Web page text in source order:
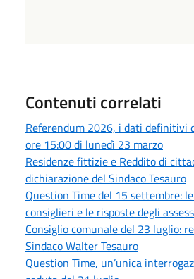
Contenuti correlati
Referendum 2026, i dati definitivi
ore 15:00 di lunedì 23 marzo
Residenze fittizie e Reddito di
dichiarazione del Sindaco Tesauro
Question Time del 15 settembre:
consiglieri e le risposte degli
Consiglio comunale del 23 luglio:
Sindaco Walter Tesauro
Question Time, un’unica